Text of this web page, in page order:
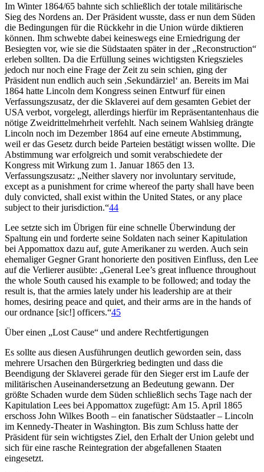
Im Winter 1864/65 bahnte sich schließlich der totale militärische
Sieg des Nordens an. Der Präsident wusste, dass er nun dem Süden
die Bedingungen für die Rückkehr in die Union würde diktieren
können. Ihm schwebte dabei keineswegs eine Erniedrigung der
Besiegten vor, wie sie die Südstaaten später in der „Reconstruction“
erleben sollten. Da die Erfüllung seines wichtigsten Kriegszieles
jedoch nur noch eine Frage der Zeit zu sein schien, ging der
Präsident nun endlich auch sein ,Sekundärziel‘ an. Bereits im Mai
1864 hatte Lincoln dem Kongress seinen Entwurf für einen
Verfassungszusatz, der die Sklaverei auf dem gesamten Gebiet der
USA verbot, vorgelegt, allerdings hierfür im Repräsentantenhaus die
nötige Zweidrittelmehrheit verfehlt. Nach seinem Wahlsieg drängte
Lincoln noch im Dezember 1864 auf eine erneute Abstimmung,
weil er das Gesetz durch beide Parteien bestätigt wissen wollte. Die
Abstimmung war erfolgreich und somit verabschiedete der
Kongress mit Wirkung zum 1. Januar 1865 den 13.
Verfassungszusatz: „Neither slavery nor involuntary servitude,
except as a punishment for crime whereof the party shall have been
duly convicted, shall exist within the United States, or any place
subject to their jurisdiction.“44
Lee setzte sich im Übrigen für eine schnelle Überwindung der
Spaltung ein und forderte seine Soldaten nach seiner Kapitulation
bei Appomattox dazu auf, gute Amerikaner zu werden. Auch sein
ehemaliger Gegner Grant honorierte den positiven Einfluss, den Lee
auf die Verlierer ausübte: „General Lee’s great influence throughout
the whole South caused his example to be followed; and today the
result is, that the armies lately under his leadership are at their
homes, desiring peace and quiet, and their arms are in the hands of
our ordnance [sic!] officers.“45
Über einen „Lost Cause“ und andere Rechtfertigungen
Es sollte aus diesen Ausführungen deutlich geworden sein, dass
mehrere Ursachen den Bürgerkrieg bedingten und dass die
Beendigung der Sklaverei gerade für den Sieger erst im Laufe der
militärischen Auseinandersetzung an Bedeutung gewann. Der
größte Schaden wurde dem Süden schließlich sechs Tage nach der
Kapitulation Lees bei Appomattox zugefügt: Am 15. April 1865
erschoss John Wilkes Booth – ein fanatischer Südstaatler – Lincoln
im Kennedy-Theater in Washington. Bis zum Schluss hatte der
Präsident für sein wichtigstes Ziel, den Erhalt der Union gelebt und
sich für eine rasche Reintegration der abgefallenen Staaten
eingesetzt.